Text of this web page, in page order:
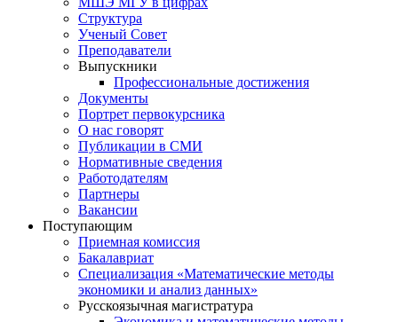
Структура
Ученый Совет
Преподаватели
Выпускники
Профессиональные достижения
Документы
Портрет первокурсника
О нас говорят
Публикации в СМИ
Нормативные сведения
Работодателям
Партнеры
Вакансии
Поступающим
Приемная комиссия
Бакалавриат
Специализация «Математические методы
экономики и анализ данных»
Русскоязычная магистратура